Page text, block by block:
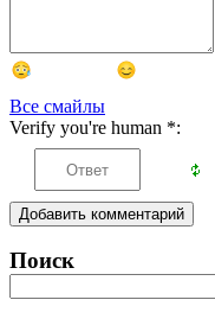
Все смайлы
Verify you're human *:
Добавить комментарий
Поиск